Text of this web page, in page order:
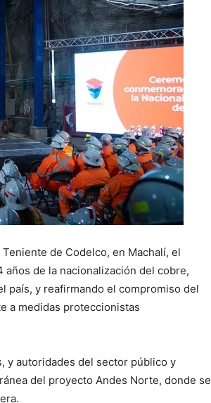
de Codelco, en Machalí, el
de la nacionalización del cobre,
país, y reafirmando el compromiso del
a medidas proteccionistas
y autoridades del sector público y
del proyecto Andes Norte, donde se